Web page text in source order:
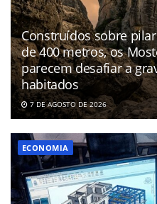
Construídos sobre
de 400 metros, os
parecem desafiar a
habitados
7 DE AGOSTO DE 2026
ECONOMIA